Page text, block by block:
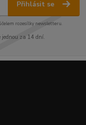
Přihlásit se
rozesílky newsletteru.
za 14 dní.